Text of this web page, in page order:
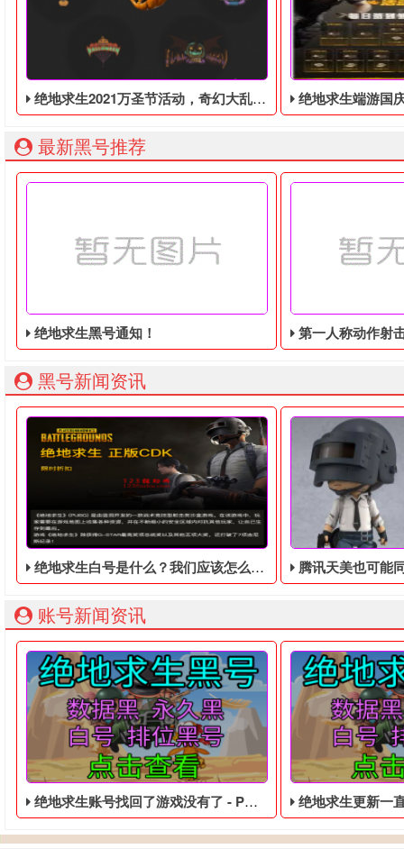
绝地求生2021万圣节活动，奇幻大乱斗回归，还有新皮肤和新地图 绝地求生端游国庆节的终极白嫖活
最新黑号推荐
绝地求生黑号通知！ 第一人称动作射击游戏《绝地
黑号新闻资讯
绝地求生白号是什么？我们应该怎么去购买？ 腾讯天美也可能同时
账号新闻资讯
绝地求生账号找回了游戏没有了 - PUBG便宜的数据黑号 绝地求生更新一直正在修补什